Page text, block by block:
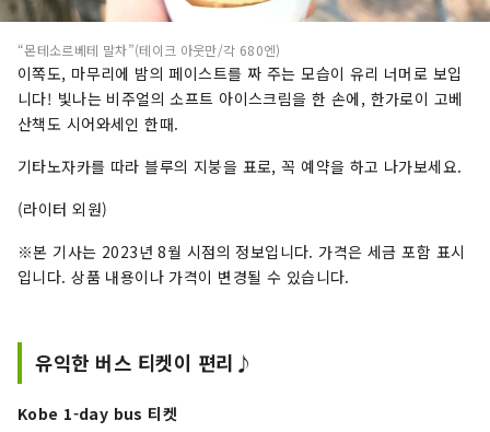
“몬테소르베테 말차”(테이크 아웃만/각 680엔)
이쪽도, 마무리에 밤의 페이스트를 짜 주는 모습이 유리 너머로 보입
니다! 빛나는 비주얼의 소프트 아이스크림을 한 손에, 한가로이 고베
산책도 시어와세인 한때.
기타노자카를 따라 블루의 지붕을 표로, 꼭 예약을 하고 나가보세요.
(라이터 외원)
※본 기사는 2023년 8월 시점의 정보입니다. 가격은 세금 포함 표시
입니다. 상품 내용이나 가격이 변경될 수 있습니다.
유익한 버스 티켓이 편리♪
Kobe 1-day bus 티켓